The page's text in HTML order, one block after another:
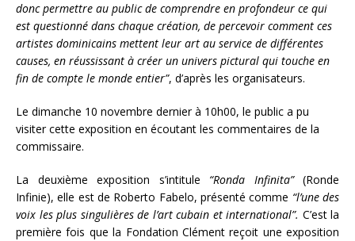
donc permettre au public de comprendre en profondeur ce qui
est questionné dans chaque création, de percevoir comment ces
artistes dominicains mettent leur art au service de différentes
causes, en réussissant à créer un univers pictural qui touche en
fin de compte le monde entier”, d’après les organisateurs.
Le dimanche 10 novembre dernier à 10h00, le public a pu
visiter cette exposition en écoutant les commentaires de la
commissaire.
La deuxième exposition s’intitule “Ronda Infinita” (Ronde
Infinie), elle est de Roberto Fabelo, présenté comme “l’une des
voix les plus singulières de l’art cubain et international”. C’est la
première fois que la Fondation Clément reçoit une exposition